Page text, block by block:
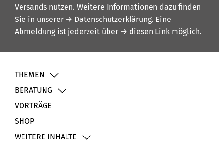
Versands nutzen. Weitere Informationen dazu finden
Sie in unserer → Datenschutzerklärung. Eine
Abmeldung ist jederzeit über → diesen Link möglich.
THEMEN
BERATUNG
VORTRÄGE
SHOP
WEITERE INHALTE